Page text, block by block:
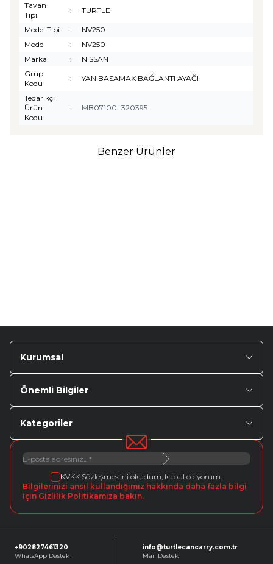
Tavan
Tipi
: TURTLE
Model Tipi :
NV250
Model
:
NV250
Marka
:
NISSAN
Grup
Kodu
: YAN BASAMAK BAĞLANTI AYAĞI
Tedarikçi
Ürün
Kodu
: MB07100L320395
Benzer Ürünler
Kurumsal
Önemli Bilgiler
Kategoriler
KVKK Sözleşmesi'ni okudum, kabul ediyorum.
Bilgilerinizi ansıl kullandığımız hakkında daha fazla bilgi
için Gizlilik Politikamıza bakın.
+902827461320
WhatsApp Destek
info@turtlecancarry.com.tr
Mail Destek